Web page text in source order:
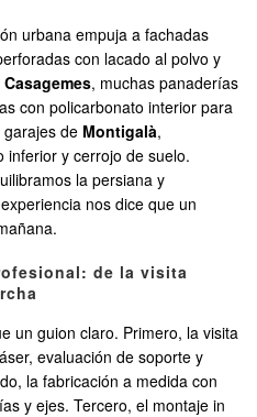
urbana empuja a fachadas
con lacado al polvo y
Casagemes, muchas panaderías
con policarbonato interior para
de Montigalà,
inferior y cerrojo de suelo.
la persiana y
nos dice que un
de la visita
un guion claro. Primero, la visita
evaluación de soporte y
la fabricación a medida con
y ejes. Tercero, el montaje in